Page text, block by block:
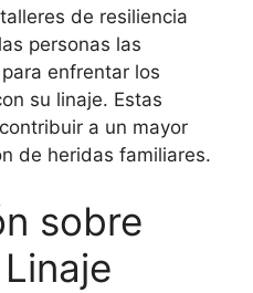
de resiliencia
personas las
enfrentar los
su linaje. Estas
a un mayor
de heridas familiares.
sobre